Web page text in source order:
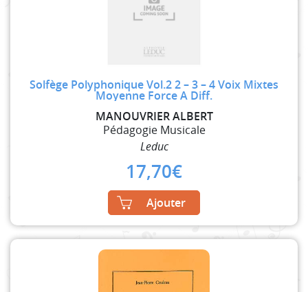
Solfège Polyphonique Vol.2 2 – 3 – 4 Voix Mixtes
Moyenne Force A Diff.
MANOUVRIER ALBERT
Pédagogie Musicale
Leduc
17,70€
Ajouter